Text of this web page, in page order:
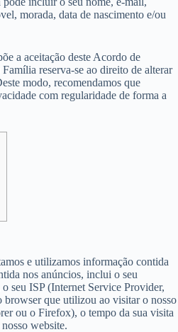
morada, data de nascimento e/ou
a aceitação deste Acordo de
reserva-se ao direito de alterar
modo, recomendamos que
com regularidade de forma a
e utilizamos informação contida
nos anúncios, inclui o seu
seu ISP (Internet Service Provider,
que utilizou ao visitar o nosso
ou o Firefox), o tempo da sua visita
website.